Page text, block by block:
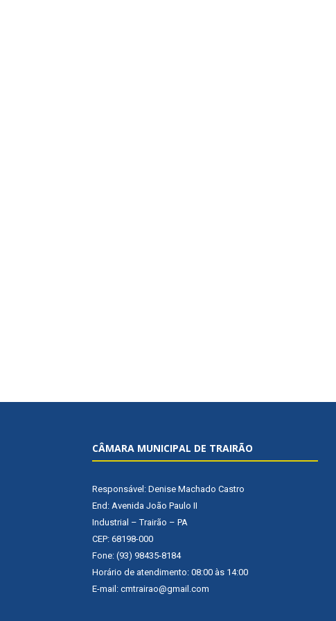
CÂMARA MUNICIPAL DE TRAIRÃO
Responsável: Denise Machado Castro
End: Avenida João Paulo II
Industrial – Trairão – PA
CEP: 68198-000
Fone: (93) 98435-8184
Horário de atendimento: 08:00 às 14:00
E-mail: cmtrairao@gmail.com